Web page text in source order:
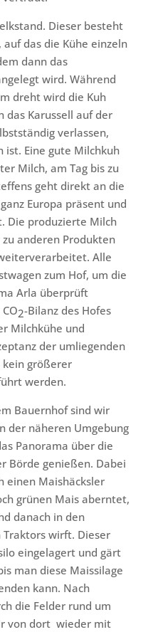
Dieser besteht
das die Kühe einzeln
dann das
wird. Während
dreht wird die Kuh
das Karussell auf der
verlassen,
ist. Eine gute Milchkuh
Milch, am Tag bis zu
geht direkt an die
Europa präsent und
Die produzierte Milch
anderen Produkten
Alle
zum Hof, um die
Arla überprüft
2-Bilanz des Hofes
Milchkühe und
der umliegenden
kein größerer
werden.
Bauernhof sind wir
der näheren Umgebung
Panorama über die
Börde genießen. Dabei
einen Maishäcksler
grünen Mais aberntet,
danach in den
wirft. Dieser
eingelagert und gärt
man diese Maissilage
kann. Nach
die Felder rund um
von dort wieder mit